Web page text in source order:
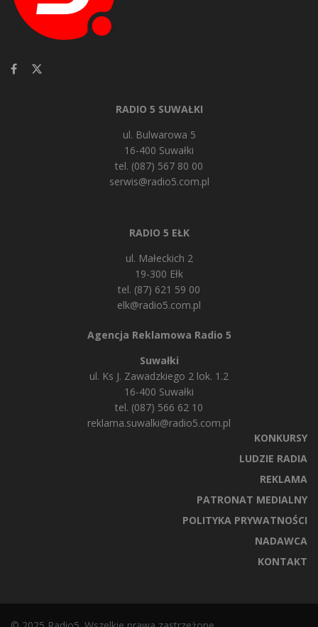
RADIO 5 SUWAŁKI
ul. Bulwarowa 5
16-400 Suwałki
tel. (087) 567 80 00
serwis@radio5.com.pl
RADIO 5 EŁK
ul. Małeckich 2
19-300 Ełk
tel. (87) 621 59 00
elk@radio5.com.pl
Agencja Reklamowa Radio 5
Suwałki
ul. Ks J. Zawadzkiego 2 lok. 1.2
16-400 Suwałki
tel. (087) 566 62 10
reklama.suwalki@radio5.com.pl
KONKURSY
LUDZIE RADIA
REKLAMA
PATRONAT MEDIALNY
POLITYKA PRYWATNOŚCI
NADAWCA
KONTAKT